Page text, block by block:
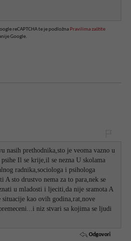
reCAPTCHA te je podložna Pravilima zaštite
Google.
nasih prethodnika,sto je veoma vazno u
Il se krije,il se nezna U skolama
radnika,sociologa i psihologa
A sto drustvo nema za to para,nek se
u mladosti i ljeciti,da nije sramota A
kao ovih godina,rat,nove
niz stvari sa kojima se ljudi
Odgovori